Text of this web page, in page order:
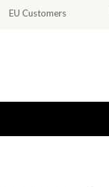
EU Customers